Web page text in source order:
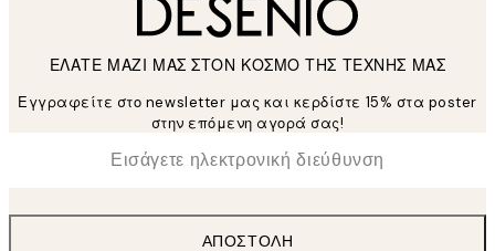
ΕΛΑΤΕ ΜΑΖΙ ΜΑΣ ΣΤΟΝ ΚΟΣΜΟ ΤΗΣ ΤΕΧΝΗΣ ΜΑΣ
Εγγραφείτε στο newsletter μας και κερδίστε 15% στα poster
στην επόμενη αγορά σας!
Ηλεκτρονική Διεύθυνση
ΑΠΟΣΤΟΛΉ